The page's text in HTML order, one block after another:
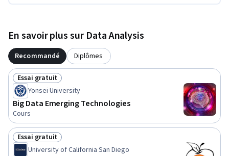
En savoir plus sur Data Analysis
Recommandé Diplômes
Statut : Essai gratuit
Essai gratuit
Yonsei University
Big Data Emerging Technologies
Cours
Statut : Essai gratuit
Essai gratuit
University of California San Diego